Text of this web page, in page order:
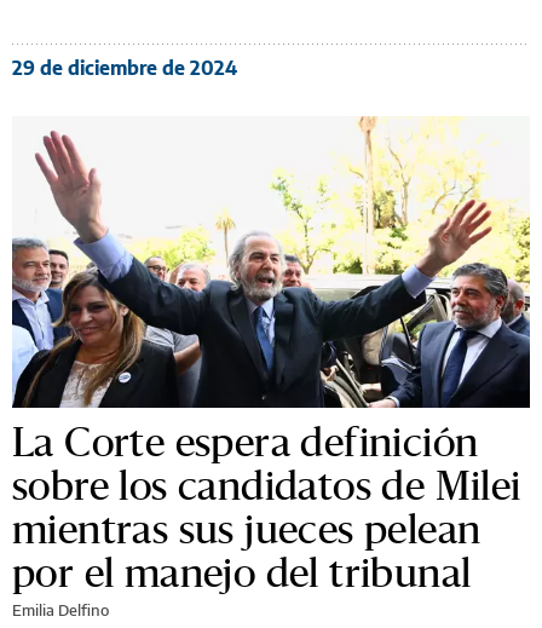
29 de diciembre de 2024
La Corte espera definición
sobre los candidatos de Milei
mientras sus jueces pelean
por el manejo del tribunal
Emilia Delfino